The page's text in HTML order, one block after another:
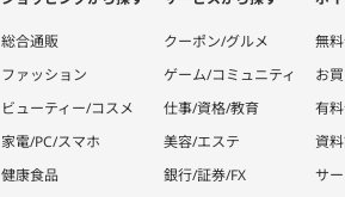
総合通販
ファッション
ビューティー/コスメ
家電/PC/スマホ
健康食品
クーポン/グルメ
ゲーム/コミュニティ
仕事/資格/教育
美容/エステ
銀行/証券/FX
無
お
有
資
サ